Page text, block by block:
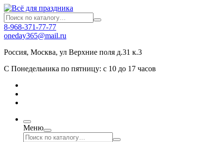
8-968-371-77-77
oneday365@mail.ru
Россия, Москва, ул Верхние поля д.31 к.3
С Понедельника по пятницу: с 10 до 17 часов
Меню